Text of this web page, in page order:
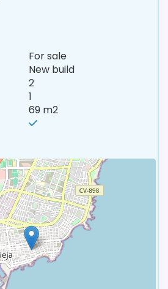
For sale
New build
2
1
69 m2